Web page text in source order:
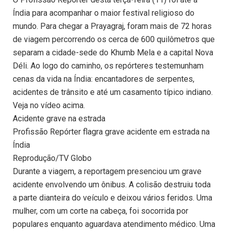
Índia para acompanhar o maior festival religioso do
mundo. Para chegar a Prayagraj, foram mais de 72 horas
de viagem percorrendo os cerca de 600 quilômetros que
separam a cidade-sede do Khumb Mela e a capital Nova
Déli. Ao logo do caminho, os repórteres testemunham
cenas da vida na Índia: encantadores de serpentes,
acidentes de trânsito e até um casamento típico indiano.
Veja no vídeo acima.
Acidente grave na estrada
Profissão Repórter flagra grave acidente em estrada na
Índia
Reprodução/TV Globo
Durante a viagem, a reportagem presenciou um grave
acidente envolvendo um ônibus. A colisão destruiu toda
a parte dianteira do veículo e deixou vários feridos. Uma
mulher, com um corte na cabeça, foi socorrida por
populares enquanto aguardava atendimento médico. Uma